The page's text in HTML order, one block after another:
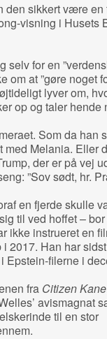
den sikkert være en
visning i Husets
for en
om at ”gøre noget
lyver om,
op og taler hende
Som da han
Melania. Eller
der er på vej
”Sov sødt, hr.
en fjerde skulle
til ved hoffet –
ikke instrueret en
2017. Han har
Epstein-filerne i
fra Citizen Kane
avismagnat
til en stor